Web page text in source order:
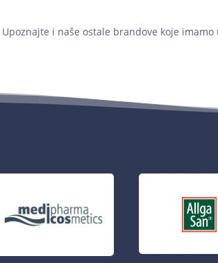
Upoznajte i naše ostale brandove koje